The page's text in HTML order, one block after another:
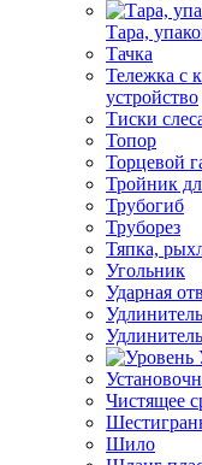
Тара,
Тачка
Тележка с
устройство
Тиски
Топор
Торцевой
Тройник
Трубогиб
Труборез
Тяпка,
Угольник
Ударная
Чистящее
Шило